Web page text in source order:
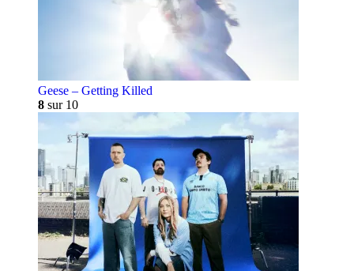
Geese – Getting Killed
8 sur 10